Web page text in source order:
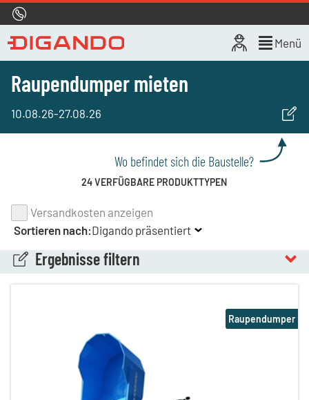
Menü
Raupendumper mieten
10.08.26-27.08.26
Wo befindet sich die Baustelle?
24 VERFÜGBARE PRODUKTTYPEN
Ergebnisse filtern
Versandkosten anzeigen
Sortieren nach:Digando präsentiert
Raupendumper